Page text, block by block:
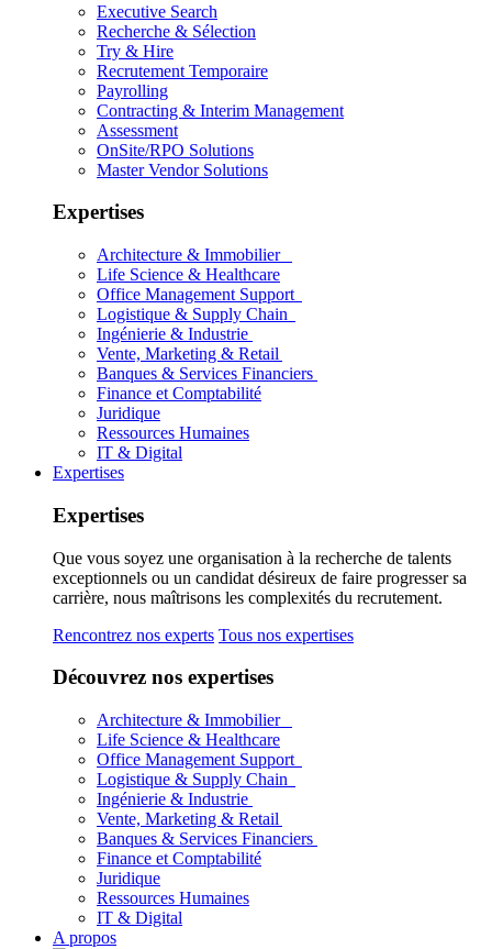
Executive Search
Recherche & Sélection
Try & Hire
Recrutement Temporaire
Payrolling
Contracting & Interim Management
Assessment
OnSite/RPO Solutions
Master Vendor Solutions
Expertises
Architecture & Immobilier
Life Science & Healthcare
Office Management Support
Logistique & Supply Chain
Ingénierie & Industrie
Vente, Marketing & Retail
Banques & Services Financiers
Finance et Comptabilité
Juridique
Ressources Humaines
IT & Digital
Expertises
Expertises
Que vous soyez une organisation à la recherche de talents
exceptionnels ou un candidat désireux de faire progresser sa
carrière, nous maîtrisons les complexités du recrutement.
Rencontrez nos experts Tous nos expertises
Découvrez nos expertises
Architecture & Immobilier
Life Science & Healthcare
Office Management Support
Logistique & Supply Chain
Ingénierie & Industrie
Vente, Marketing & Retail
Banques & Services Financiers
Finance et Comptabilité
Juridique
Ressources Humaines
IT & Digital
A propos